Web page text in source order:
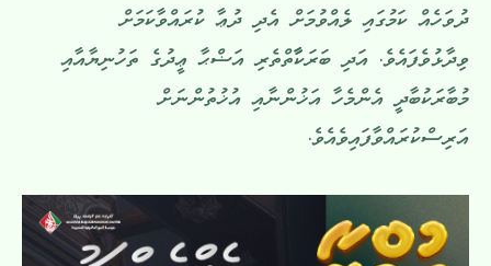
ދުވަހެއް ކަމުގައި ލެއްވުމަށް އެދި ދުޢާ ކުރައްވާކަމަށް
ވިދާޅުވެފައެވެ. އަދި ބަރަކާާތްތެރި އަޟްޙާ ޢީދުގެ ތަހުނިޔާއާއި
މުބާރަކުބާދީ އެންމެހާ އަޚުންނާއި އުޚުތުންނަށް
އަރިސްކުރައްވާފައިވެއެވެ.